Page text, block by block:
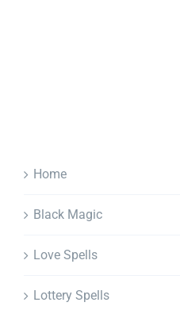
Home
Black Magic
Love Spells
Lottery Spells